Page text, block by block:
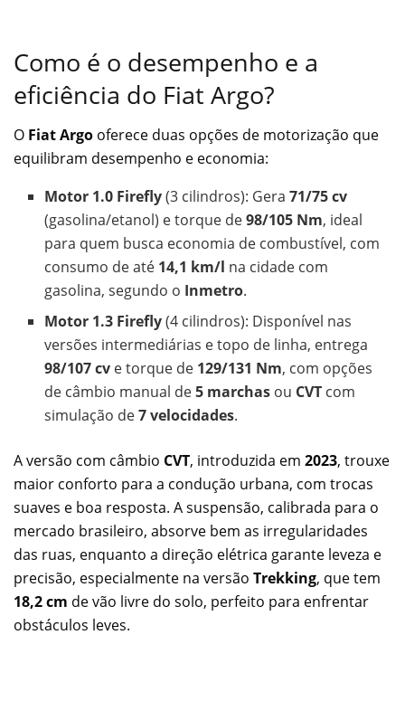
Como é o desempenho e a
eficiência do Fiat Argo?
O Fiat Argo oferece duas opções de motorização que
equilibram desempenho e economia:
Motor 1.0 Firefly(3 cilindros): Gera71/75 cv
(gasolina/etanol) e torque de98/105 Nm, ideal
para quem busca economia de combustível, com
consumo de até 14,1 km/l na cidade com
gasolina, segundo o Inmetro.
Motor 1.3 Firefly(4 cilindros): Disponível nas
versões intermediárias e topo de linha, entrega
98/107 cv e torque de 129/131 Nm, com opções
de câmbio manual de5 marchas ou CVT com
simulação de7 velocidades.
A versão com câmbio CVT, introduzida em 2023, trouxe
maior conforto para a condução urbana, com trocas
suaves e boa resposta. A suspensão, calibrada para o
mercado brasileiro, absorve bem as irregularidades
das ruas, enquanto a direção elétrica garante leveza e
precisão, especialmente na versão Trekking, que tem
18,2 cm de vão livre do solo, perfeito para enfrentar
obstáculos leves.